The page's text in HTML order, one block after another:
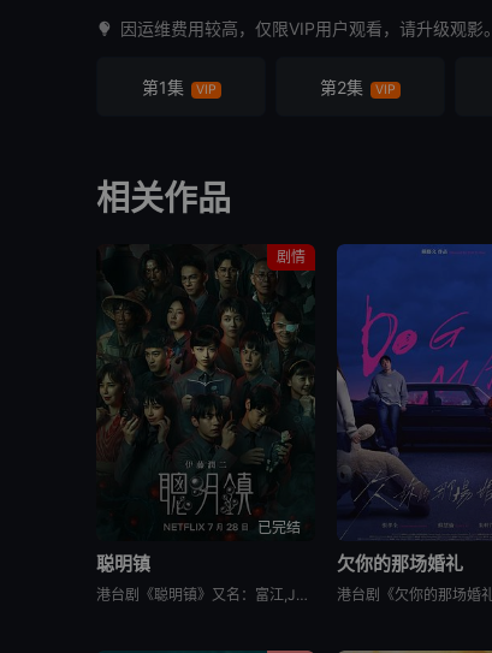
因运维费用较高，仅限VIP用户观看，请升级观影。
第1集 VIP 第2集 VIP
相关作品
剧情
已完结
聪明镇
港台剧《聪明镇》又名：富江,Junji Ito: Bloody Smart,聰明鎮，讲述了：一对母女来到以高升学率闻名的偏远小镇，却发现这里的学生们能够成就非凡，是因为背后藏有黑暗骇人的秘密。该剧改编
欠你的那场婚礼